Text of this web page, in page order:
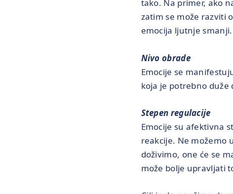
tako. Na primer, ako
zatim se može razviti
emocija ljutnje smanji.
Nivo obrade
Emocije se
koja je potrebno
Stepen regulacije
Emocije su afektivna
reakcije. Ne možemo
doživimo, one će se
može bolje upravljati